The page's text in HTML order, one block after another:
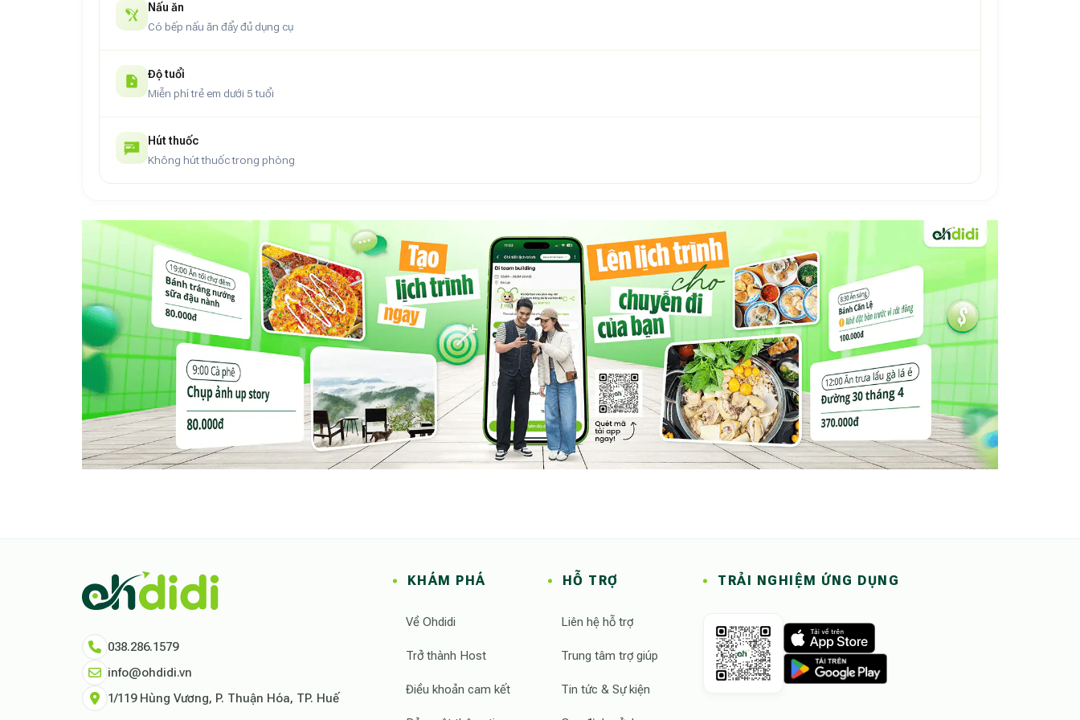
Nấu ăn
Có bếp nấu ăn đẩy đủ dụng cụ
Độ tuổi
Miễn phí trẻ em dưới 5 tuổi
Hút thuốc
Không hút thuốc trong phòng
038.286.1579
info@ohdidi.vn
1/119 Hùng Vương, P. Thuận Hóa, TP. Huế
KHÁM PHÁ
Về Ohdidi
Trở thành Host
Điều khoản cam kết
HỖ TRỢ
Liên hệ hỗ trợ
Trung tâm trợ giúp
Tin tức & Sự kiện
TRẢI NGHIỆM ỨNG DỤNG